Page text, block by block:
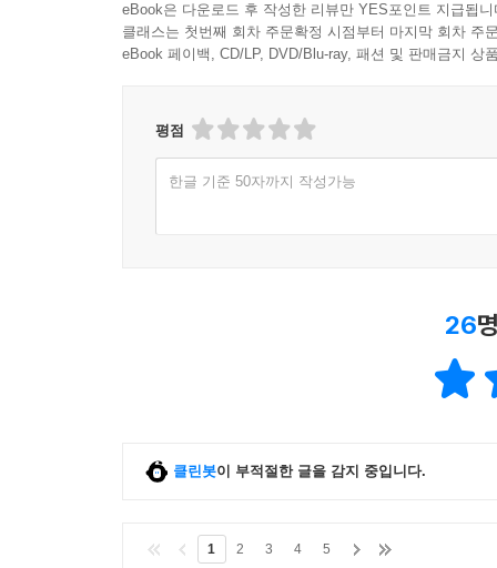
eBook은 다운로드 후 작성한 리뷰만 YES포인트 지급됩니
클래스는 첫번째 회차 주문확정 시점부터 마지막 회차 주
eBook 페이백, CD/LP, DVD/Blu-ray, 패션 및 판매금지 상
평점
한글 기준 50자까지 작성가능
26
클린봇이 부적절한 글을 감지 중입니다.
1 2 3 4 5